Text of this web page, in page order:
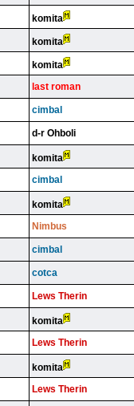
komita
komita
komita
last roman
cimbal
d-r Ohboli
komita
cimbal
komita
Nimbus
cimbal
cotca
Lews Therin
komita
Lews Therin
komita
Lews Therin